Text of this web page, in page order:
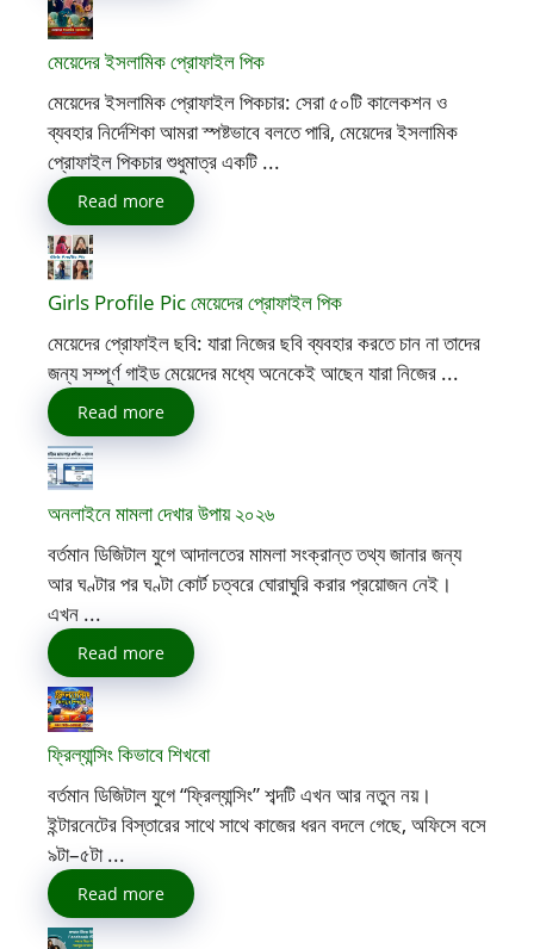
মেয়েদের ইসলামিক প্রোফাইল পিক
মেয়েদের ইসলামিক প্রোফাইল পিকচার: সেরা ৫০টি কালেকশন ও
ব্যবহার নির্দেশিকা আমরা স্পষ্টভাবে বলতে পারি, মেয়েদের ইসলামিক
প্রোফাইল পিকচার শুধুমাত্র একটি ...
Read more
Girls Profile Pic মেয়েদের প্রোফাইল পিক
মেয়েদের প্রোফাইল ছবি: যারা নিজের ছবি ব্যবহার করতে চান না তাদের
জন্য সম্পূর্ণ গাইড মেয়েদের মধ্যে অনেকেই আছেন যারা নিজের ...
Read more
অনলাইনে মামলা দেখার উপায় ২০২৬
বর্তমান ডিজিটাল যুগে আদালতের মামলা সংক্রান্ত তথ্য জানার জন্য
আর ঘণ্টার পর ঘণ্টা কোর্ট চত্বরে ঘোরাঘুরি করার প্রয়োজন নেই।
এখন ...
Read more
ফ্রিল্যান্সিং কিভাবে শিখবো
বর্তমান ডিজিটাল যুগে “ফ্রিল্যান্সিং” শব্দটি এখন আর নতুন নয়।
ইন্টারনেটের বিস্তারের সাথে সাথে কাজের ধরন বদলে গেছে, অফিসে বসে
৯টা–৫টা ...
Read more